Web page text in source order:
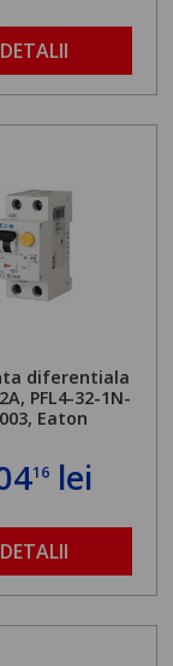
DETALII
diferentiala
PFL4-32-1N-
Eaton
16 lei
DETALII